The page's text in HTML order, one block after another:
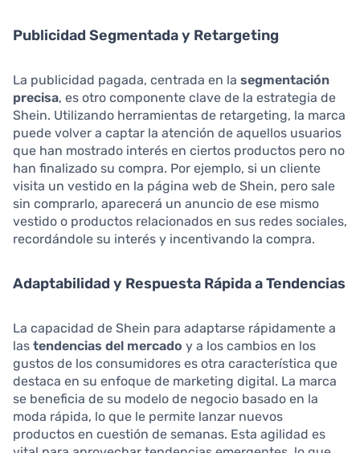
Publicidad Segmentada y Retargeting
La publicidad pagada, centrada en la segmentación
precisa, es otro componente clave de la estrategia de
Shein. Utilizando herramientas de retargeting, la marca
puede volver a captar la atención de aquellos usuarios
que han mostrado interés en ciertos productos pero no
han finalizado su compra. Por ejemplo, si un cliente
visita un vestido en la página web de Shein, pero sale
sin comprarlo, aparecerá un anuncio de ese mismo
vestido o productos relacionados en sus redes sociales,
recordándole su interés y incentivando la compra.
Adaptabilidad y Respuesta Rápida a Tendencias
La capacidad de Shein para adaptarse rápidamente a
las tendencias del mercado y a los cambios en los
gustos de los consumidores es otra característica que
destaca en su enfoque de marketing digital. La marca
se beneficia de su modelo de negocio basado en la
moda rápida, lo que le permite lanzar nuevos
productos en cuestión de semanas. Esta agilidad es